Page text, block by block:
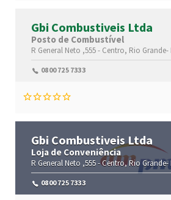
Gbi Combustiveis Ltda
Posto de Combustível
R General Neto ,555 - Centro, Rio Grande-
0800 725 7333
Gbi Combustiveis Ltda
Loja de Conveniência
R General Neto ,555 -Centro, Rio Grande-
0800 725 7333